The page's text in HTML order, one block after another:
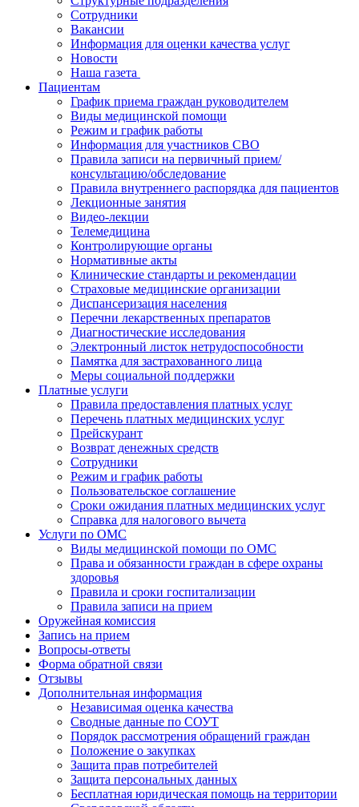
Сотрудники
Вакансии
Информация для оценки качества услуг
Новости
​​Наша газета
Пациентам
График приема граждан руководителем
Виды медицинской помощи
Режим и график работы
Информация для участников СВО
Правила записи на первичный прием/
консультацию/обследование
Правила внутреннего распорядка для пациентов
Лекционные занятия
Видео-лекции
Телемедицина
Контролирующие органы
Нормативные акты
Клинические стандарты и рекомендации
Страховые медицинские организации
Диспансеризация населения
Перечни лекарственных препаратов
Диагностические исследования
Электронный листок нетрудоспособности
Памятка для застрахованного лица
Меры социальной поддержки
Платные услуги
Правила предоставления платных услуг
Перечень платных медицинских услуг
Прейскурант
Возврат денежных средств
Сотрудники
Режим и график работы
Пользовательское соглашение
Сроки ожидания платных медицинских услуг
Справка для налогового вычета
Услуги по ОМС
Виды медицинской помощи по ОМС
Права и обязанности граждан в сфере охраны
здоровья
Правила и сроки госпитализации
Правила записи на прием
Оружейная комиссия
Запись на прием
Вопросы-ответы
Форма обратной связи
Отзывы
Дополнительная информация
Независимая оценка качества
Сводные данные по СОУТ
Порядок рассмотрения обращений граждан
Положение о закупках
Защита прав потребителей
Защита персональных данных
Бесплатная юридическая помощь на территории